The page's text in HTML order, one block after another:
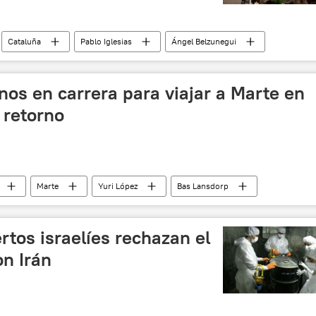
Cataluña Pablo Iglesias
Ángel Belzunegui
coalición
📰 Proceso soberanista catalán
en carrera para viajar a Marte en
Marte Yuri López
Bas Lansdorp
Sandra da Silva Zaskia Antelo
Mars One
israelíes rechazan el
Irán